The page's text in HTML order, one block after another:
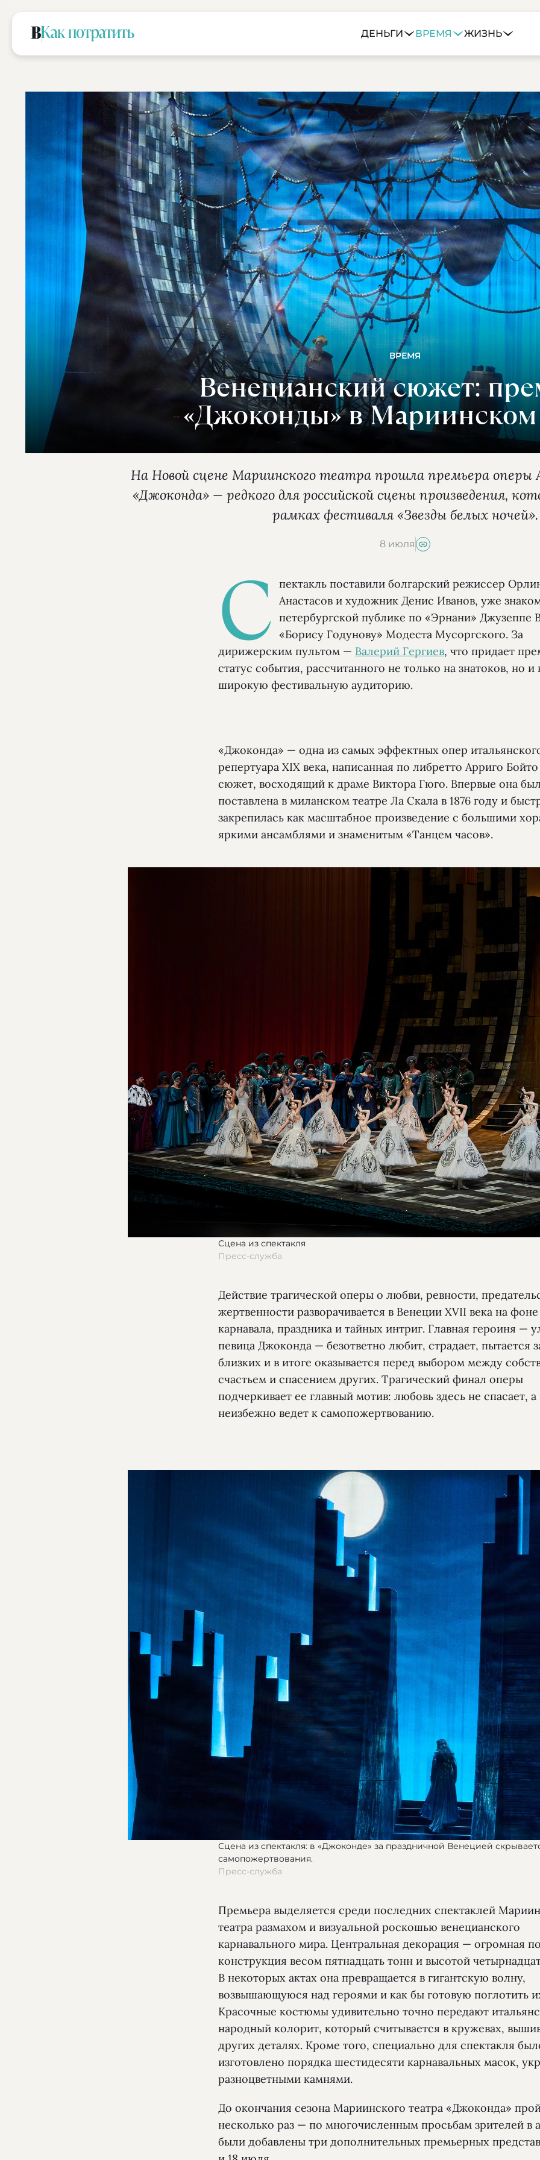
ДЕНЬГИ ВРЕМЯ ЖИЗНЬ
ВРЕМЯ
Венецианский сюжет:
«Джоконды» в Мариинском
На Новой сцене Мариинского театра прошла премьера оперы
«Джоконда» — редкого для российской сцены произведения,
рамках фестиваля «Звезды белых ночей».
8 июля
С пектакль поставили болгарский режиссер
Анастасов и художник Денис Иванов, уже
петербургской публике по «Эрнани» Джузеппе
«Борису Годунову» Модеста Мусоргского. За
дирижерским пультом — Валерий Гергиев, что придает
статус события, рассчитанного не только на знатоков, но и
широкую фестивальную аудиторию.
«Джоконда» — одна из самых эффектных опер
репертуара XIX века, написанная по либретто Арриго
сюжет, восходящий к драме Виктора Гюго. Впервые она
поставлена в миланском театре Ла Скала в 1876 году и
закрепилась как масштабное произведение с большими
яркими ансамблями и знаменитым «Танцем часов».
Сцена из спектакля
Пресс-служба
Действие трагической оперы о любви, ревности,
жертвенности разворачивается в Венеции XVII века на фоне
карнавала, праздника и тайных интриг. Главная героиня —
певица Джоконда — безответно любит, страдает, пытается
близких и в итоге оказывается перед выбором между
счастьем и спасением других. Трагический финал оперы
подчеркивает ее главный мотив: любовь здесь не спасает,
неизбежно ведет к самопожертвованию.
Сцена из спектакля: в «Джоконде» за праздничной Венецией
самопожертвования.
Пресс-служба
Премьера выделяется среди последних спектаклей
театра размахом и визуальной роскошью венецианского
карнавального мира. Центральная декорация — огромная
конструкция весом пятнадцать тонн и высотой
В некоторых актах она превращается в гигантскую волну,
возвышающуюся над героями и как бы готовую поглотить
Красочные костюмы удивительно точно передают
народный колорит, который считывается в кружевах,
других деталях. Кроме того, специально для спектакля
изготовлено порядка шестидесяти карнавальных масок,
разноцветными камнями.
До окончания сезона Мариинского театра «Джоконда»
несколько раз — по многочисленным просьбам зрителей в
были добавлены три дополнительных премьерных